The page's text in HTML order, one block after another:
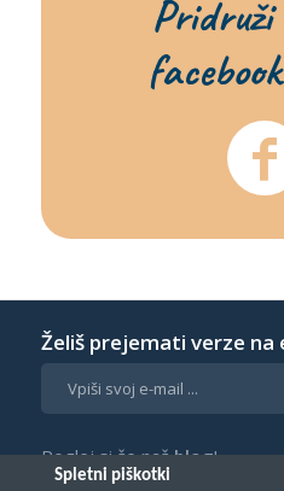
Pridruži
Želiš prejemati verze na
Poglej si še našblog!
Spletni piškotki